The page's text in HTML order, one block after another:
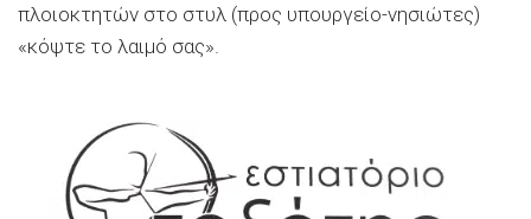
πλοιοκτητών στο στυλ (προς υπουργείο-νησιώτες)
«κόψτε το λαιμό σας».